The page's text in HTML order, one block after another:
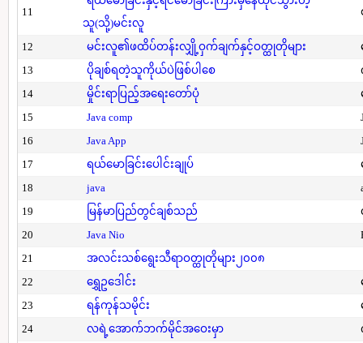
11
သူ(သို့)မင်းလူ
12 မင်းလူ၏ဖထိပ်တန်းလျှို့ဝှက်ချက်နှင့်ဝတ္ထုတိုများ
13
ပိုချစ်ရတဲ့သူကိုယ်ပဲဖြစ်ပါစေ
14
မှိုင်းရာပြည့်အရေးတော်ပုံ
15
Java comp
16
Java App
17
ရယ်မောခြင်းပေါင်းချုပ်
18
java
19
မြန်မာပြည်တွင်ချစ်သည်
20
Java Nio
21
အလင်းသစ်ရွေးသီရာဝတ္ထုတိုများ၂၀၀၈
22
ရွှေဥဒေါင်း
23
ရန်ကုန်သမိုင်း
24
လရဲ့အောက်ဘက်မိုင်အဝေးမှာ